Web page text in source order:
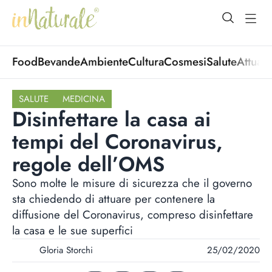
open
FoodBevandeAmbienteCulturaCosmesiSalute
SALUTE MEDICINA
Disinfettare la casa ai
tempi del Coronavirus,
regole dell’OMS
Sono molte le misure di sicurezza che il governo
sta chiedendo di attuare per contenere la
diffusione del Coronavirus, compreso disinfettare
la casa e le sue superfici
Gloria Storchi 25/02/2020